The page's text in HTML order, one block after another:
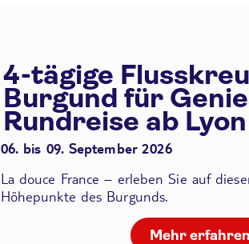
4-tägige
Burgund für
Rundreise ab Lyon
06. bis 09. September 2026
La douce France – erleben Sie auf
Höhepunkte des Burgunds.
Mehr erfahren